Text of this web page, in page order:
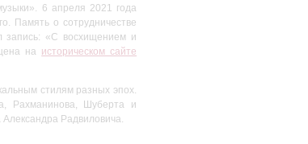
6 апреля 2021 года
Память о сотрудничестве
запись: «С восхищением и
на историческом сайте
стилям разных эпох.
Рахманинова, Шуберта и
Радвиловича.